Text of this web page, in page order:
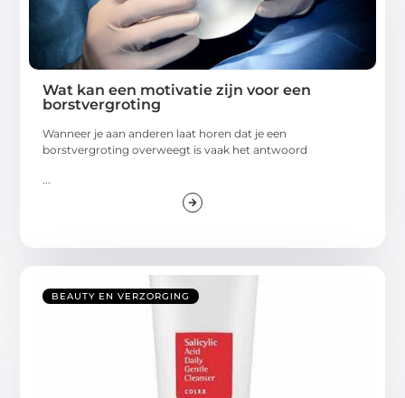
Wat kan een motivatie zijn voor een
borstvergroting
Wanneer je aan anderen laat horen dat je een
borstvergroting overweegt is vaak het antwoord
BEAUTY EN VERZORGING